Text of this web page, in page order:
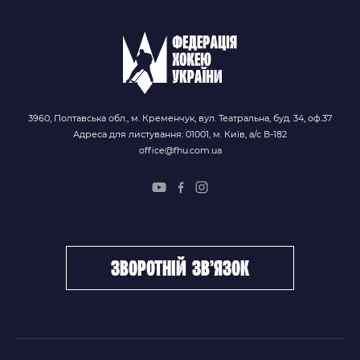
3960, Полтавська обл., м. Кременчук, вул. Театральна, буд. 34, оф.37
Адреса для листування: 01001, м. Київ, а/с В-182
office@fhu.com.ua
зворотній зв’язок